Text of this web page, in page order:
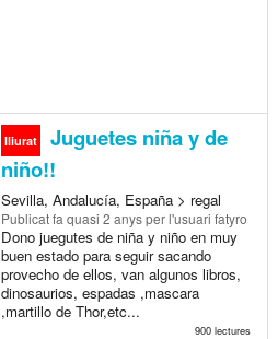
lliurat
Juguetes niña y de
niño!!
Sevilla, Andalucía, España > regal
Publicatfa quasi 2 anysper l'usuari fatyro
Dono juegutes de niña y niño en muy
buen estado para seguir sacando
provecho de ellos, van algunos libros,
dinosaurios, espadas ,mascara
,martillo de Thor,etc...
900 lectures